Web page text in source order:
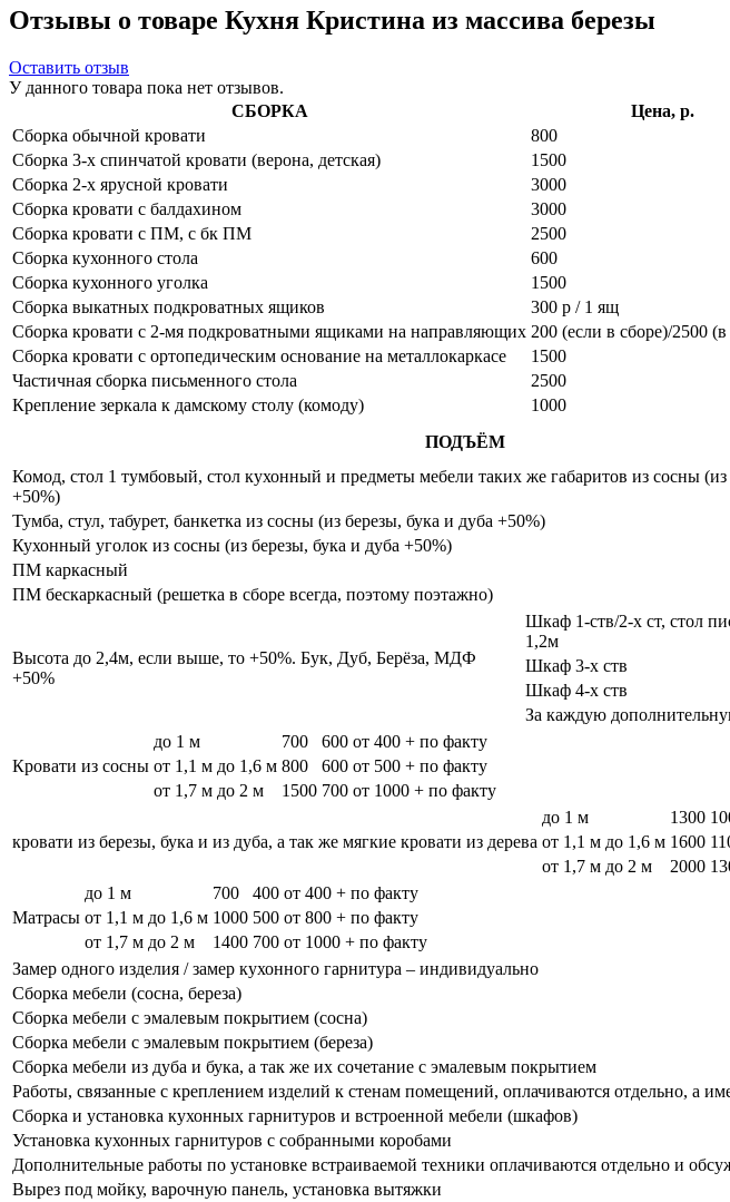
Отзывы о товаре Кухня Кристина из массива березы
Оставить отзыв
У данного товара пока нет отзывов.
СБОРКА
Цена, р.
Сборка обычной кровати
800
Сборка 3-х спинчатой кровати (верона, детская)
1500
Сборка 2-х ярусной кровати
3000
Сборка кровати с балдахином
3000
Сборка кровати с ПМ, с бк ПМ
2500
Сборка кухонного стола
600
Сборка кухонного уголка
1500
Сборка выкатных подкроватных ящиков
300 р / 1 ящ
Сборка кровати с 2-мя подкроватными ящиками на направляющих 200 (если в сборе)/2500 (в
Сборка кровати с ортопедическим основание на металлокаркасе
1500
Частичная сборка письменного стола
2500
Крепление зеркала к дамскому столу (комоду)
1000
ПОДЪЁМ
Комод, стол 1 тумбовый, стол кухонный и предметы мебели таких же габаритов из сосны (из
+50%)
Тумба, стул, табурет, банкетка из сосны (из березы, бука и дуба +50%)
Кухонный уголок из сосны (из березы, бука и дуба +50%)
ПМ каркасный
ПМ бескаркасный (решетка в сборе всегда, поэтому поэтажно)
Высота до 2,4м, если выше, то +50%. Бук, Дуб, Берёза, МДФ
+50%
Шкаф 1-ств/2-х ст, стол
1,2м
Шкаф 3-х ств
Шкаф 4-х ств
За каждую
Кровати из сосны
до 1 м 700 600 от 400 + по факту
от 1,1 м до 1,6 м 800 600 от 500 + по факту
от 1,7 м до 2 м
1500 700 от 1000 + по факту
кровати из березы, бука и из дуба, а так же мягкие кровати из дерева
до 1 м 1300
от 1,1 м до 1,6 м 1600
от 1,7 м до 2 м
2000
Матрасы
до 1 м 700 400 от 400 + по факту
от 1,1 м до 1,6 м 1000 500 от 800 + по факту
от 1,7 м до 2 м
1400 700 от 1000 + по факту
Замер одного изделия / замер кухонного гарнитура – индивидуально
Сборка мебели (сосна, береза)
Сборка мебели с эмалевым покрытием (сосна)
Сборка мебели с эмалевым покрытием (береза)
Сборка мебели из дуба и бука, а так же их сочетание с эмалевым покрытием
Работы, связанные с креплением изделий к стенам помещений, оплачиваются отдельно, а
Сборка и установка кухонных гарнитуров и встроенной мебели (шкафов)
Установка кухонных гарнитуров с собранными коробами
Дополнительные работы по установке встраиваемой техники оплачиваются отдельно и
Вырез под мойку, варочную панель, установка вытяжки